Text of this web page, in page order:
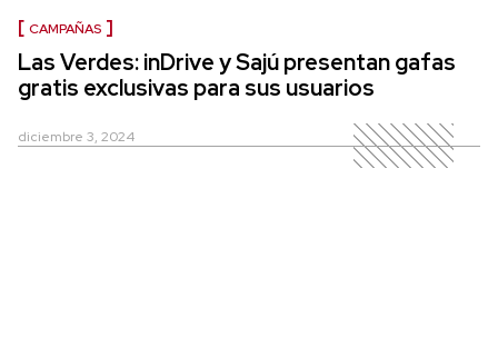
CAMPAÑAS
Las Verdes: inDrive y Sajú presentan gafas
gratis exclusivas para sus usuarios
diciembre 3, 2024